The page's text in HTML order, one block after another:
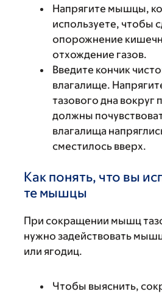
Напрягите мышцы,
используете, чтобы
опорожнение
отхождение газов.
Введите кончик
влагалище.
тазового дна вокруг
должны
влагалища
сместилось вверх.
Как понять, что вы
те мышцы
При сокращении мышц
нужно задействовать
или ягодиц.
Чтобы выяснить,